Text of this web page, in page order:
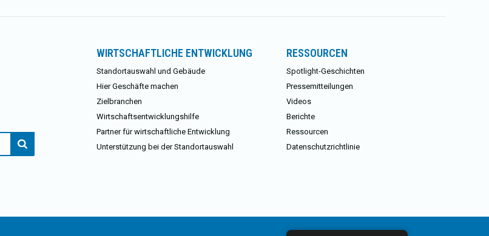
WIRTSCHAFTLICHE ENTWICKLUNG
Standortauswahl und Gebäude
Hier Geschäfte machen
Zielbranchen
Wirtschaftsentwicklungshilfe
Partner für wirtschaftliche Entwicklung
Unterstützung bei der Standortauswahl
RESSOURCEN
Spotlight-Geschichten
Pressemitteilungen
Videos
Berichte
Ressourcen
Datenschutzrichtlinie